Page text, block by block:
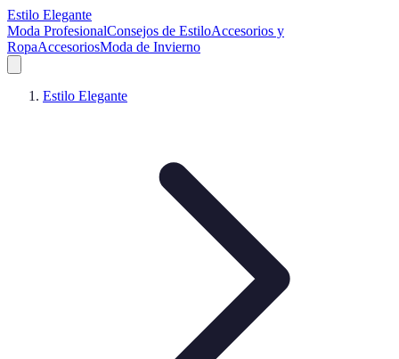
Estilo Elegante
Moda ProfesionalConsejos de EstiloAccesorios y
RopaAccesoriosModa de Invierno
Estilo Elegante